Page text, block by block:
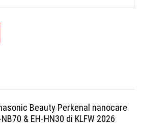
Beauty Perkenal nanocare
NB70 & EH-HN30 di KLFW 2026